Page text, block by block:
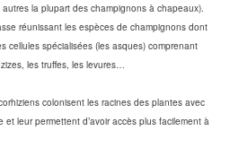
la plupart des champignons à chapeaux).
réunissant les espèces de champignons dont
cellules spécialisées (les asques) comprenant
les truffes, les levures…
colonisent les racines des plantes avec
et leur permettent d’avoir accès plus facilement à